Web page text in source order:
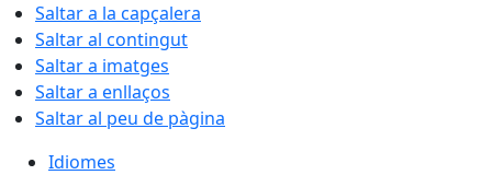
Saltar a la capçalera
Saltar al contingut
Saltar a imatges
Saltar a enllaços
Saltar al peu de pàgina
Idiomes